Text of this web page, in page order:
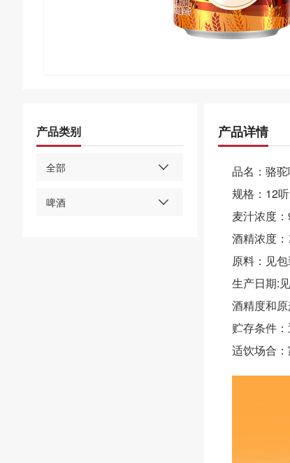
产品类别
全部
啤酒
产品详情
品名：骆驼
规格：12听
麦汁浓度：
酒精浓度
原料：见
生产日期:
酒精度和
贮存条件
适饮场合